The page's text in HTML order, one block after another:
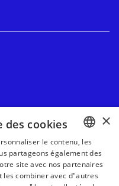
BASQUE
FRENCH
×
des cookies
le contenu, les
partageons également des
site avec nos partenaires
combiner avec d"autres